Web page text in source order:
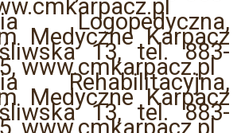
Logopedyczna,
Medyczne Karpacz
13, tel. 883-
www.cmkarpacz.pl
Rehabilitacyjna,
Medyczne Karpacz
13, tel. 883-
www.cmkarpacz.pl